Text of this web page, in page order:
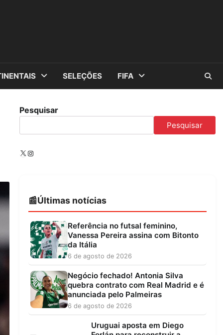
SELEÇÕES FIFA
Pesquisar
Pesquisar
X Instagram
Últimas notícias
Referência no futsal feminino,
Vanessa Pereira assina com Bitonto
da Itália
6 de agosto de 2026
Negócio fechado! Antonia Silva
quebra contrato com Real Madrid e é
anunciada pelo Palmeiras
6 de agosto de 2026
Uruguai aposta em Diego